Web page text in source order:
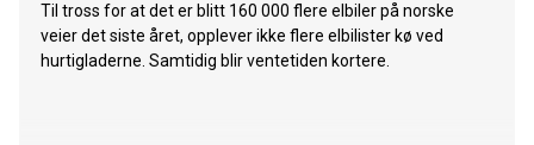
Til tross for at det er blitt 160 000 flere elbiler på norske
veier det siste året, opplever ikke flere elbilister kø ved
hurtigladerne. Samtidig blir ventetiden kortere.